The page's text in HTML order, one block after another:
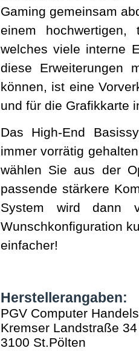
Gaming gemeinsam
einem hochwertigen,
welches viele interne
diese Erweiterungen
können, ist eine
und für die Grafikkarte
Das High-End
immer vorrätig
wählen Sie aus der
passende stärkere
System wird dann
Wunschkonfiguration
einfacher!
Herstellerangaben:
PGV Computer
Kremser Landstraße 34
3100 St.Pölten